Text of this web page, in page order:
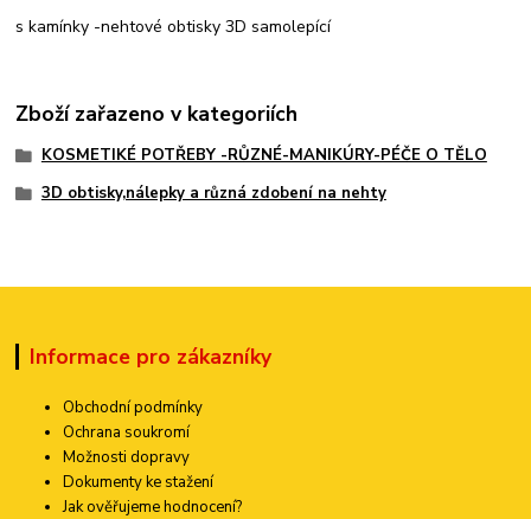
s kamínky -nehtové obtisky 3D samolepící
Zboží zařazeno v kategoriích
KOSMETIKÉ POTŘEBY -RŮZNÉ-MANIKÚRY-PÉČE O TĚLO
3D obtisky,nálepky a různá zdobení na nehty
Informace pro zákazníky
Obchodní podmínky
Ochrana soukromí
Možnosti dopravy
Dokumenty ke stažení
Jak ověřujeme hodnocení?